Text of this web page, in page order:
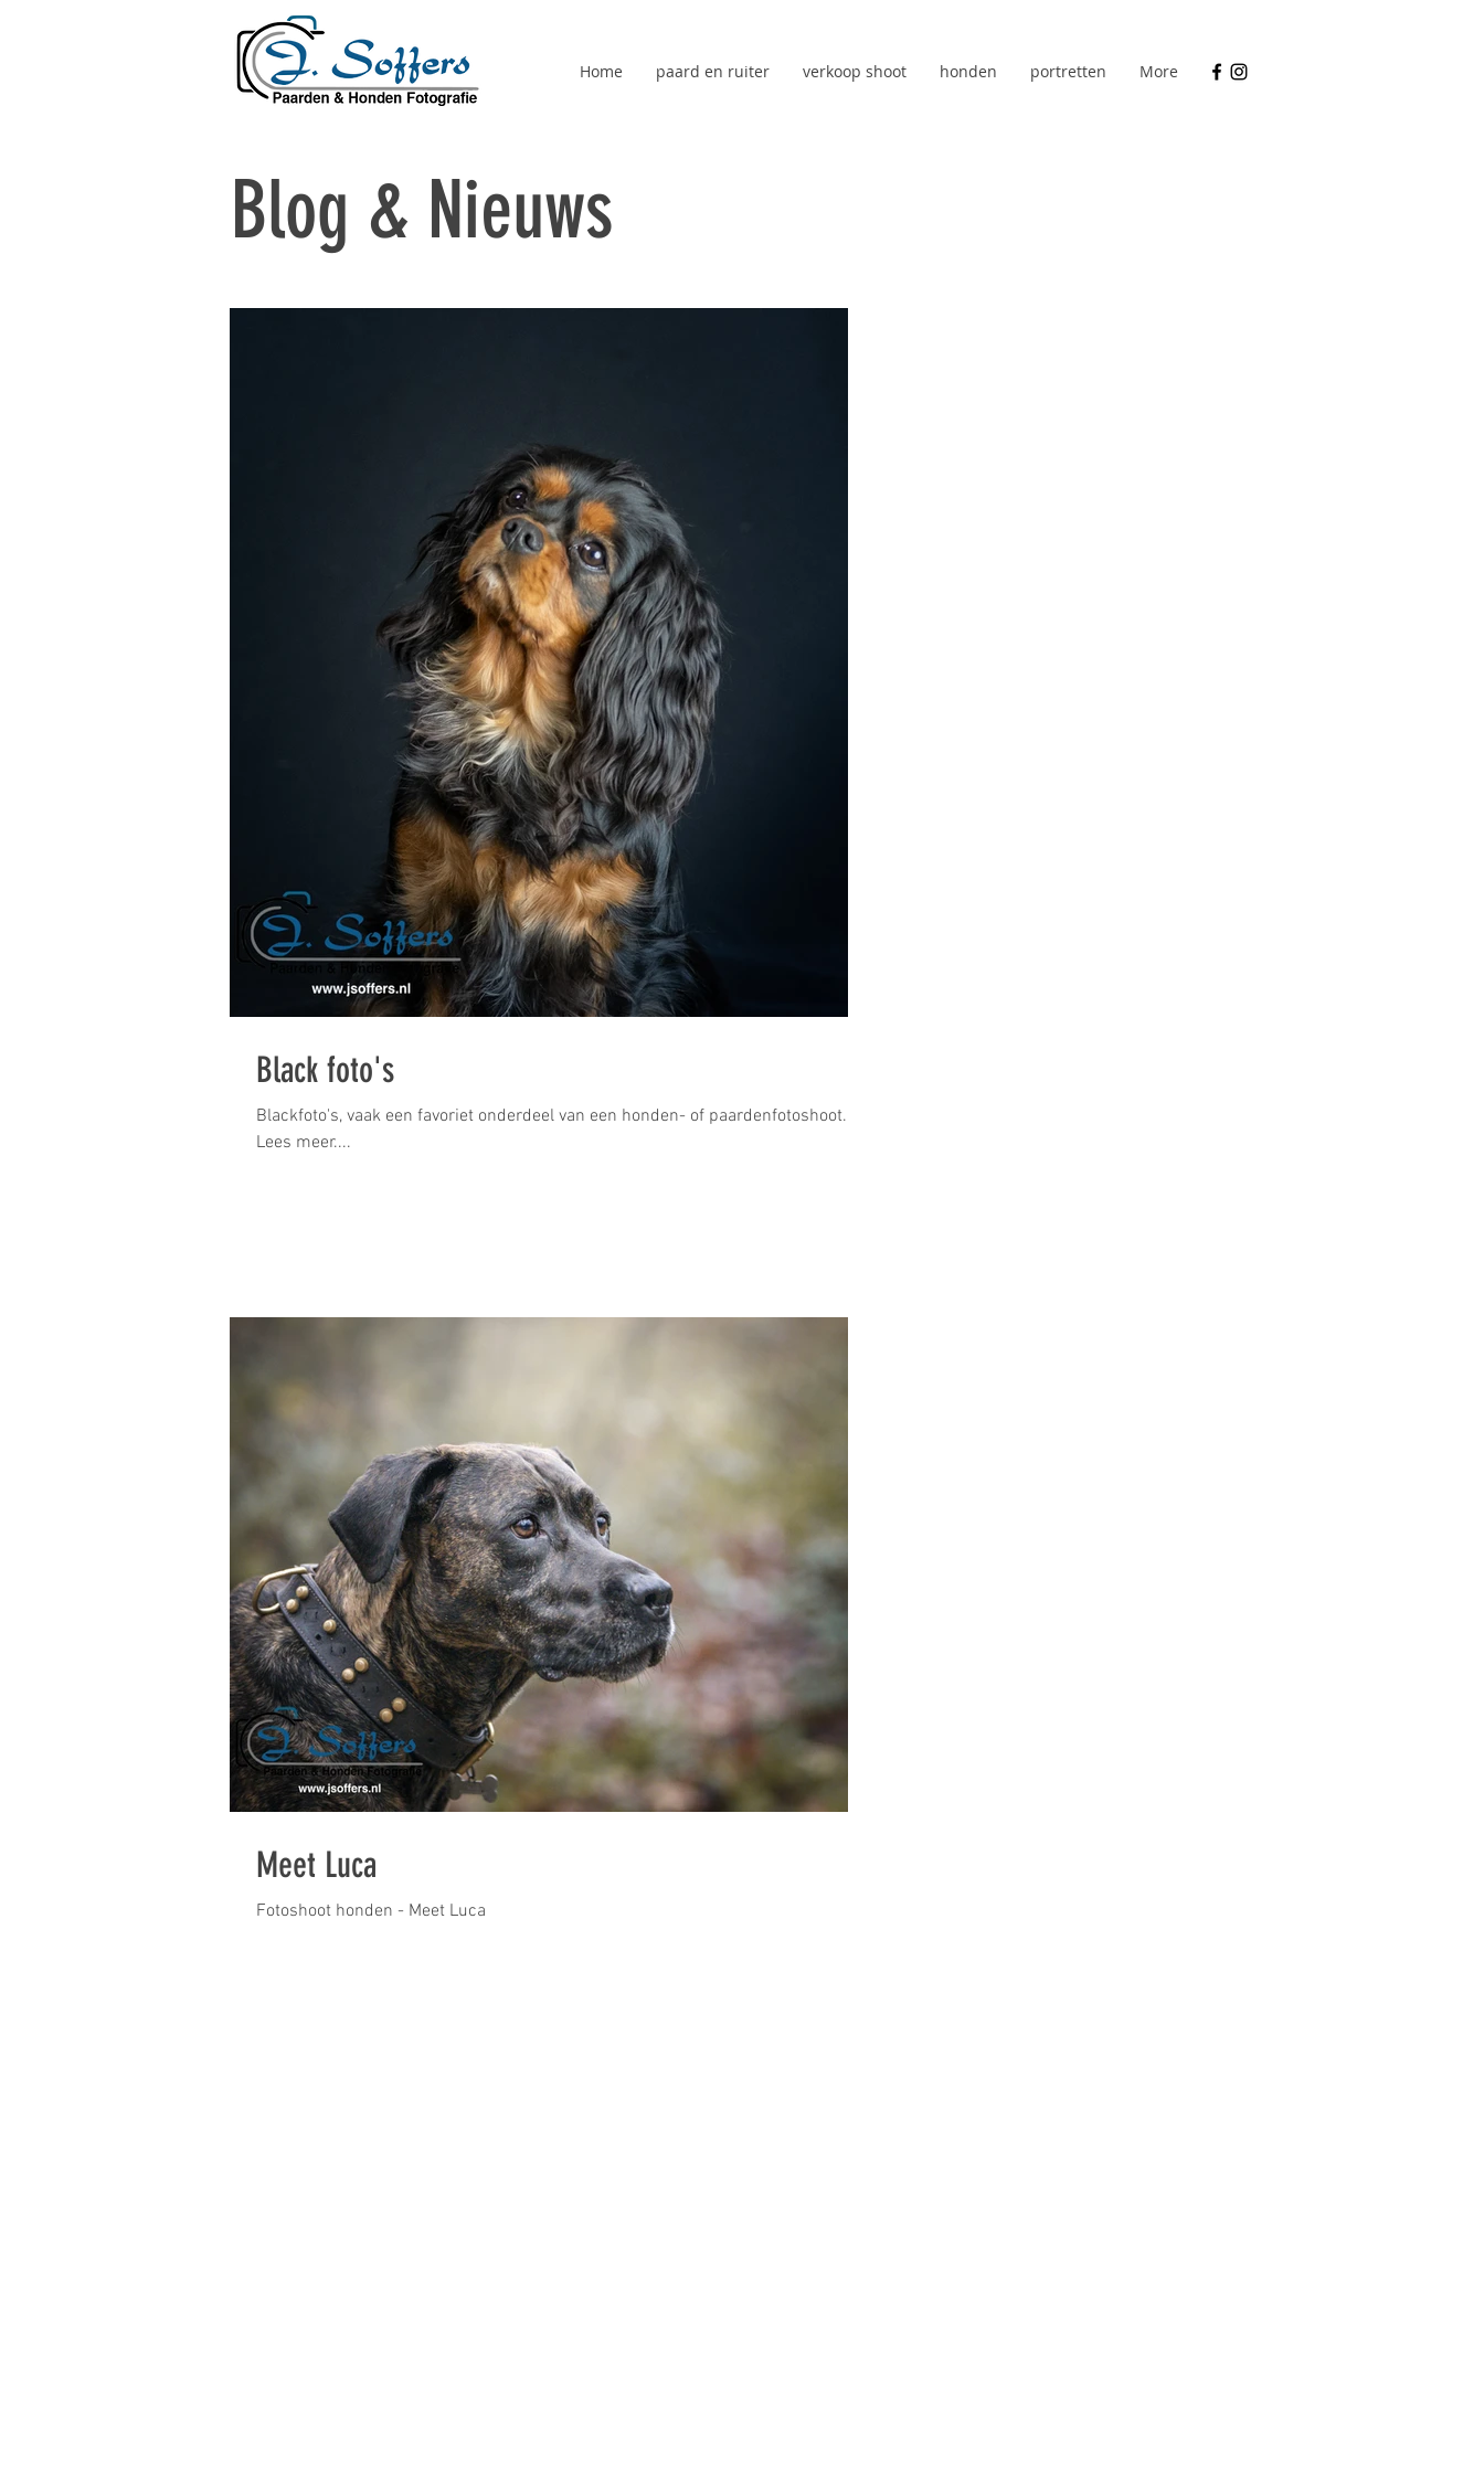
Home paard en ruiter verkoop shoot honden portretten More
Blog & Nieuws
Black foto's
Blackfoto's, vaak een favoriet onderdeel van een honden- of paardenfotoshoot.
Lees meer....
Meet Luca
Fotoshoot honden - Meet Luca